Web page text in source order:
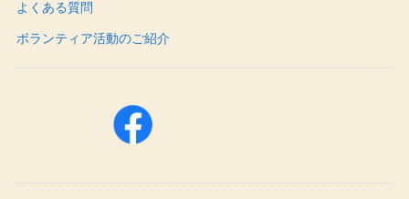
よくある質問
ボランティア活動のご紹介